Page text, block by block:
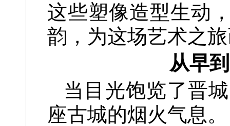
这些塑像造型生动
韵，为这场艺术之
从早
当目光饱览了晋
座古城的烟火气息。